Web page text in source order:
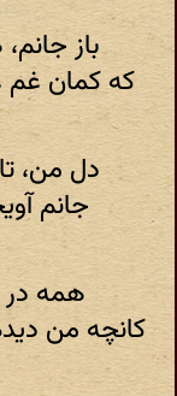
باز
که کمان
دل من،
جانم
همه در
کانچه من